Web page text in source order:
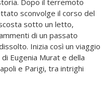
Dopo il terremoto
sconvolge il corso del
sotto un letto,
di un passato
Inizia così un viaggio
Eugenia Murat e della
e Parigi, tra intrighi
fragile, Rosarina
che si credeva perduta.
storico: è un
Belle Époque che si
e segreti familiari. Un
a riscoprire il potere della